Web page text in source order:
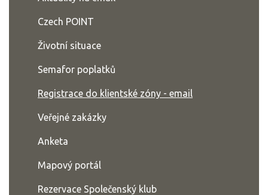
Czech POINT
Životní situace
Semafor poplatků
Registrace do klientské zóny - email
Veřejné zakázky
Anketa
Mapový portál
Rezervace Společenský klub